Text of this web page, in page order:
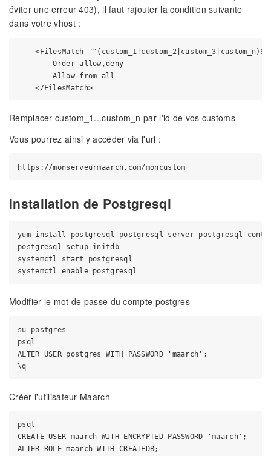
éviter une erreur 403), il faut rajouter la condition suivante
dans votre vhost :
<FilesMatch
        Order allow,deny
        Allow from all
Remplacer custom_1...custom_n par l'id de vos customs
Vous pourrez ainsi y accéder via l'url :
Installation de Postgresql
yum install postgresql postgresql-server postgresql-
postgresql-setup initdb
systemctl start postgresql
Modifier le mot de passe du compte postgres
su postgres
psql
ALTER USER postgres WITH PASSWORD 'maarch';
Créer l'utilisateur Maarch
psql
CREATE USER maarch WITH ENCRYPTED PASSWORD 'maarch';
ALTER ROLE maarch WITH CREATEDB;